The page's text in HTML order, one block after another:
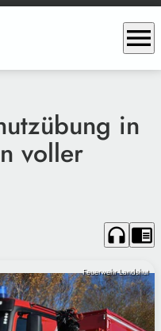
menu
in
voller
headphones chrome_reader_mode
Feuerwehr Landshut